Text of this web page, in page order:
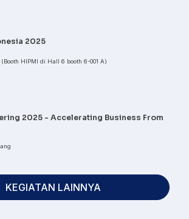
2025
HIPMI di Hall 6 booth 6-001 A)
2025 - Accelerating Business From
KEGIATAN LAINNYA